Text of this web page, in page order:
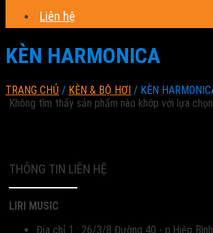
Liên hệ
KÈN HARMONICA
TRANG CHỦ / KÈN & BỘ HƠI / KÈN
Không tìm thấy sản phẩm nào khớp với lựa
THÔNG TIN LIÊN HỆ
LIRI MUSIC
Địa chỉ 1 : 26/3/8 Đường 40 - p.Hiệp